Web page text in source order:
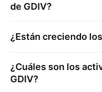
de GDIV?
¿Están creciendo
¿Cuáles son los
GDIV?